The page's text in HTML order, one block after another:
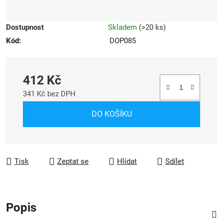
Dostupnost Skladem (>20 ks)
Kód:
DOP085
412 Kč
341 Kč bez DPH
DO KOŠÍKU
Tisk Zeptat se Hlídat Sdílet
Popis